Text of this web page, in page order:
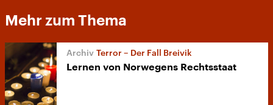
Mehr zum Thema
Terror – Der Fall Breivik
Lernen von Norwegens Rechtsstaat